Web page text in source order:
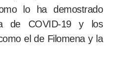
lo ha demostrado
de COVID-19 y los
el de Filomena y la